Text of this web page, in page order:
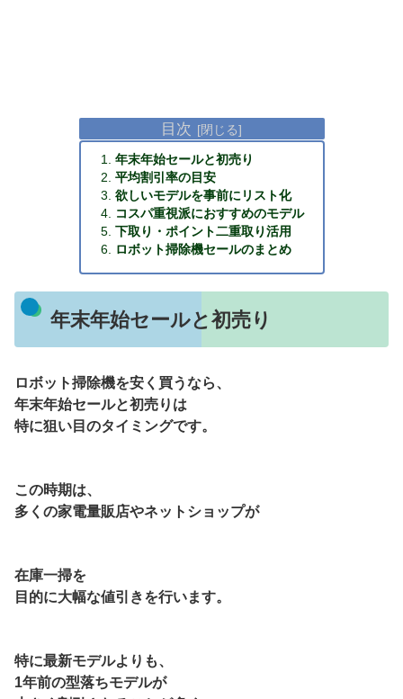
目次
年末年始セールと初売り
平均割引率の目安
欲しいモデルを事前にリスト化
コスパ重視派におすすめのモデル
下取り・ポイント二重取り活用
ロボット掃除機セールのまとめ
年末年始セールと初売り
ロボット掃除機を安く買うなら、
年末年始セールと初売りは
特に狙い目のタイミングです。
この時期は、
多くの家電量販店やネットショップが
在庫一掃を
目的に大幅な値引きを行います。
特に最新モデルよりも、
1年前の型落ちモデルが